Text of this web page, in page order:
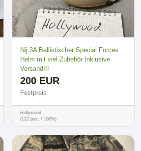
Nij 3A Ballistischer Special Forces
Helm mit viel Zubehör Inklusive
Versand!!!
200 EUR
Festpreis
Hollywood
(122 pos. / 100%)